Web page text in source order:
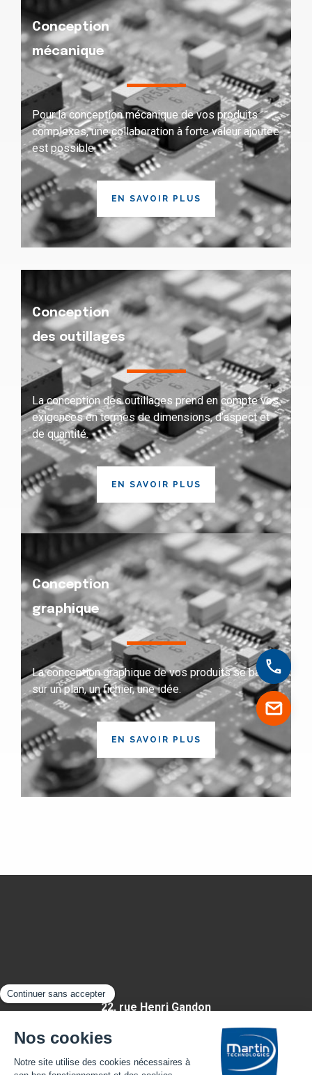
Conception
mécanique
Pour la conception mécanique de vos produits
complexes, une collaboration à forte valeur ajoutée
est possible.
EN SAVOIR PLUS
Conception
des outillages
La conception des outillages prend en compte vos
exigences en termes de dimensions, d’aspect et
de quantité.
EN SAVOIR PLUS
Conception
graphique
La conception graphique de vos produits se base
sur un plan, un fichier, une idée.
EN SAVOIR PLUS
22, rue Henri Gandon